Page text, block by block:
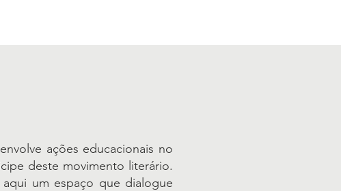
ações educacionais no
deste movimento literário.
um espaço que dialogue